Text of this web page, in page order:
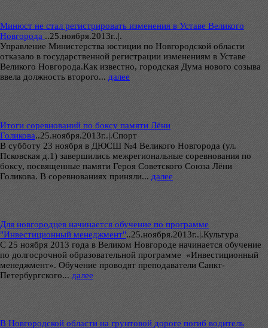
Минюст не стал регистрировать изменения в Уставе Великого
Новгорода ..25.ноября.2013г..|.
Управление Министерства юстиции по Новгородской области
отказало в государственной регистрации изменениям в Уставе
Великого Новгорода.Как известно, городская Дума нового созыва
ввела должность второго... далее
Итоги соревнований по боксу памяти Лёни
Голикова..25.ноября.2013г..|.Спорт
В субботу 23 ноября в ДЮСШ №4 Великого Новгорода (ул.
Псковская д.1) завершились межрегиональные соревнования по
боксу, посвященные памяти Героя Советского Союза Лёни
Голикова. В соревнованиях приняли... далее
Для новгородцев начинается обучение по программе
"Инвестиционный менеджмент"..25.ноября.2013г..|.Культура
С 25 ноября 2013 года в Великом Новгороде начинается обучение
по долгосрочной образовательной программе «Инвестиционный
менеджмент». Обучение проводят преподаватели Санкт-
Петербургского... далее
В Новгородской области на грунтовой дороге погиб водитель